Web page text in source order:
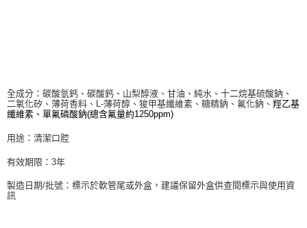
５．嚴禁一人註冊多個帳號或使用他人資訊註冊。若發現惡意使用之情形，
恩沛科技股份有限公司將有權停止該用戶之使用額度並採取法律行動。
全成分：碳酸氫鈣、碳酸鈣、山梨醇液、甘油、純水、十二烷基硫酸鈉、
二氧化矽、薄荷香料、L-薄荷醇、狻甲基纖維素、糖精鈉、氟化鈉、 羥乙基
纖維素、單氟磷酸鈉(總含氟量約1250ppm)
用途：清潔口腔
有效期限：3年
製造日期/批號：標示於軟管尾或外盒，建議保留外盒供查閱標示與使用資
訊